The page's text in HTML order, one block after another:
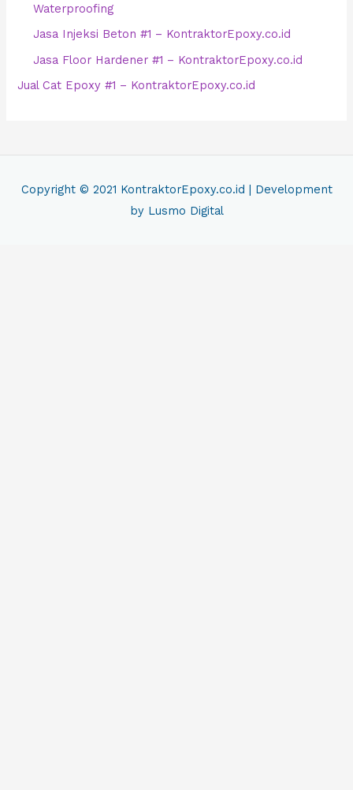
Waterproofing
Jasa Injeksi Beton #1 – KontraktorEpoxy.co.id
Jasa Floor Hardener #1 – KontraktorEpoxy.co.id
Jual Cat Epoxy #1 – KontraktorEpoxy.co.id
Copyright © 2021 KontraktorEpoxy.co.id | Development
by Lusmo Digital